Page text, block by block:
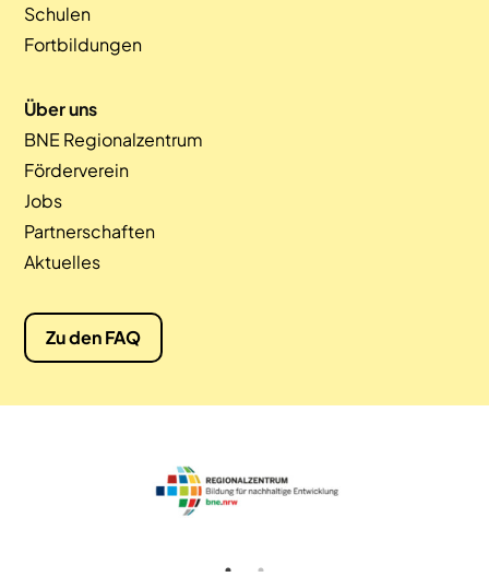
Schulen
Fortbildungen
Über uns
BNE Regionalzentrum
Förderverein
Jobs
Partnerschaften
Aktuelles
Zu den FAQ